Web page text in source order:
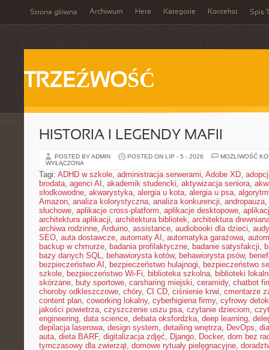
Strona główna Archiwum Hera Kategorie Kontekst Spis
TRZEŹWOŚĆ
HISTORIA I LEGENDY MAFII
POSTED BY ADMIN POSTED ON LIP - 5 - 2026
MOŻLIWOŚĆ
WYŁĄCZONA
Tagi: ADHD w szkole, administracja serwerami, Adobe XD,
brodata, agenci AI , akademik studencki, aktywizacja seniora,
słodkowodne, akwarystyka, alergia u kota, alergia u psa,
Amazon, analiza kolorystyczna, analiza konkurencji, andropauza,
słuchowe, aplikacje cross-platform, aplikacje desktopowe,
architektura aplikacji, architektura bibliotek, architektura
archiwa rodzinne, Arduino, assistance, audiobooki dla dzieci,
SEO, auta dostawcze, automaty AI , automatyka garażowa,
backup w chmurze, badania profilaktyczne, badanie satysfakcji,
bazy danych SQL, behawiorysta kotów, behawiorysta psów,
bezpieczeństwo AI , bezpieczeństwo hulajnogi, bezpieczeństwo
szkole, bezpieczeństwo Wi-Fi, biblioteka szkolna, biblioteki
skórzane, buty sportowe, carsharing miejski, ceramidy, chatbot
choroby odkleszczowe, chóry, CI CD, ciśnienie krwi, cmentarze
content plan, coworking lokalny, cyberhigiena firmy, cyfrowy
jakości powietrza, czyszczenie uszu psa, czytanie dzieciom,
engineering, data science, debata oksfordzka, deep learning,
depilacja laserowa, design system, detailing wnętrza, DevOps,
auta, dieta BARF, digitalizacja zdjęć, Django, Docker, dom bez
tymczasowy dla zwierząt, domowe rytuały pielęgnacyjne,